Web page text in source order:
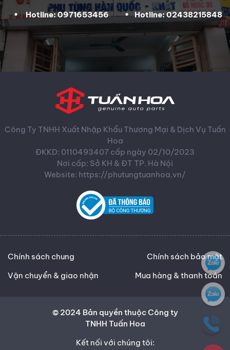
Hotline: 0971653456 Hotline: 02438215848
Công Ty TNHH Xuất Nhập Khẩu Thương Mại & Dịch Vụ Tuấn
Hoa
ĐKKD: 0110493407 cấp ngày 02/10/2023
Nơi cấp: Sở KH & ĐT TP. Hà Nội
Website: https://phutungtuanhoa.vn/
Chính sách chung
Chính sách bảo mật
Vận chuyển & giao nhận
Mua hàng & thanh toán
© 2024 Bản quyền thuộc Công ty
TNHH Tuấn Hoa
Kết nối với chúng tôi: